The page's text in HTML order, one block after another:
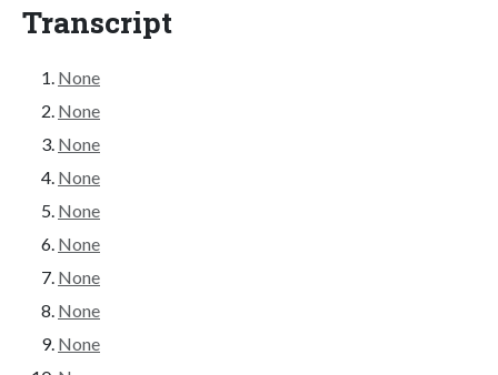
Transcript
None
None
None
None
None
None
None
None
None